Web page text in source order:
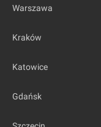
Warszawa
Kraków
Katowice
Gdańsk